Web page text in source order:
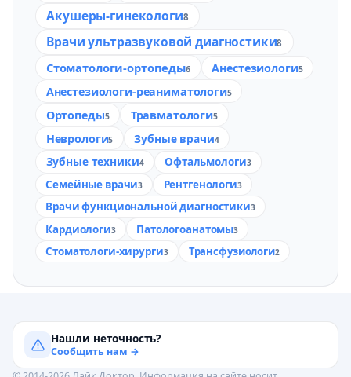
Акушеры-гинекологи8
Врачи ультразвуковой диагностики8
Стоматологи-ортопеды6 Анестезиологи5
Анестезиологи-реаниматологи5
Ортопеды5 Травматологи5
Неврологи5 Зубные врачи4
Зубные техники4 Офтальмологи3
Семейные врачи3 Рентгенологи3
Врачи функциональной диагностики3
Кардиологи3 Патологоанатомы3
Стоматологи-хирурги3 Трансфузиологи2
Нашли неточность?
Сообщить нам →